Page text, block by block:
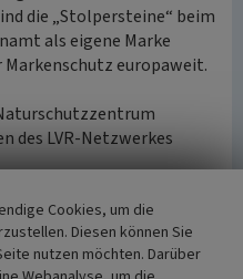
die „Stolpersteine“ beim
als eigene Marke
europaweit.
des LVR-Netzwerkes
Opfer aus St. Bernardin“
abgerufen 05.12.2017)
Cookies, um die
Diesen können Sie
nutzen möchten. Darüber